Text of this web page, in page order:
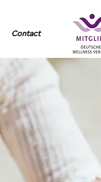
Contact